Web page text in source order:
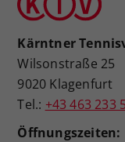
Kärntner
Wilsonstraße 25
9020 Klagenfurt
Tel.: +43 463 233
Öffnungszeiten: